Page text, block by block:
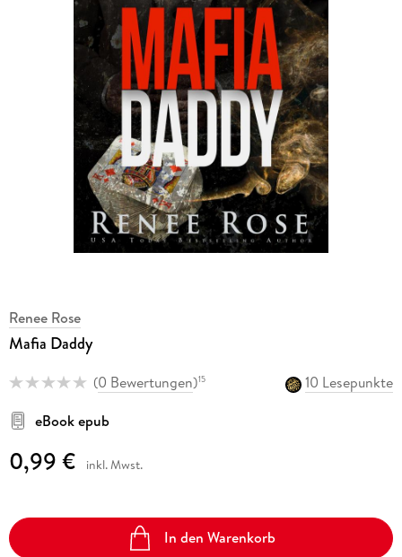
Renee Rose
Mafia Daddy
(0 Bewertungen)15
10 Lesepunkte
eBook epub
0,99 € inkl. Mwst.
In den Warenkorb